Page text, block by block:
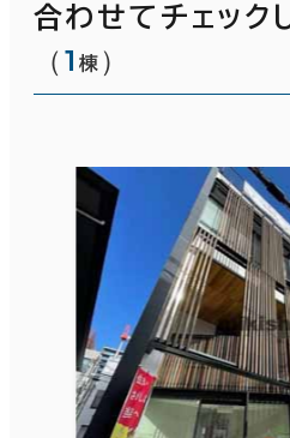
合わせてチェック
（1 棟 ）